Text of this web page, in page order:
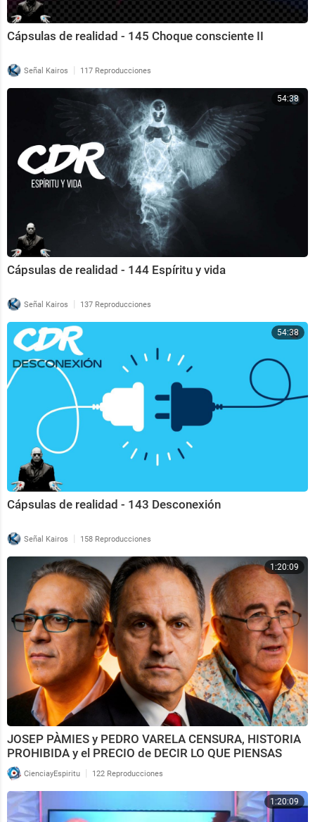
Cápsulas de realidad - 145 Choque consciente II
Señal Kairos | 117 Reproducciones
54:38
Cápsulas de realidad - 144 Espíritu y vida
Señal Kairos | 137 Reproducciones
54:38
Cápsulas de realidad - 143 Desconexión
Señal Kairos | 158 Reproducciones
1:20:09
JOSEP PÀMIES y PEDRO VARELA CENSURA, HISTORIA
PROHIBIDA y el PRECIO de DECIR LO QUE PIENSAS
CienciayEspiritu | 122 Reproducciones
1:20:09